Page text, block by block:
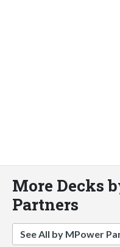
More Decks
Partners
See All by MPower